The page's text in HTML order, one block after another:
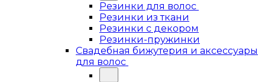
Резинки для волос
Резинки из ткани
Резинки с декором
Резинки-пружинки
Свадебная бижутерия и аксессуары
для волос